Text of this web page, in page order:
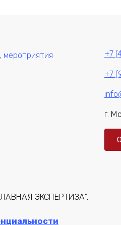
мероприятия
+7
+7
г.
ЭКСПЕРТИЗА".